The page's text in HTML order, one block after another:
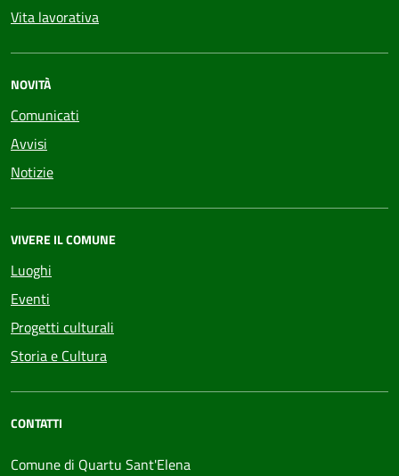
Vita lavorativa
NOVITÀ
Comunicati
Avvisi
Notizie
VIVERE IL COMUNE
Luoghi
Eventi
Progetti culturali
Storia e Cultura
CONTATTI
Comune di Quartu Sant'Elena